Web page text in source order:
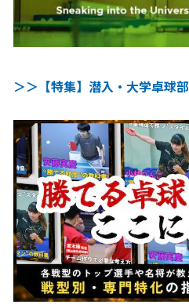
＞＞【特集】潜入・大学卓球部